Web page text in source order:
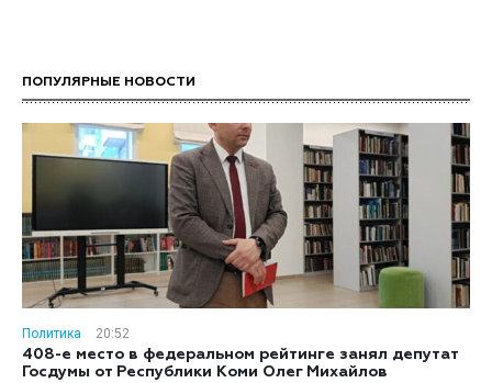
ПОПУЛЯРНЫЕ НОВОСТИ
Политика
20:52
408-е место в федеральном рейтинге занял депутат
Госдумы от Республики Коми Олег Михайлов